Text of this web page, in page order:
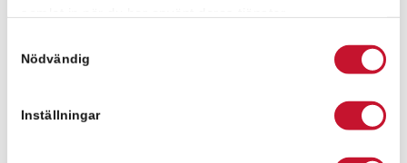
Nödvändig
Inställningar
Meddelande